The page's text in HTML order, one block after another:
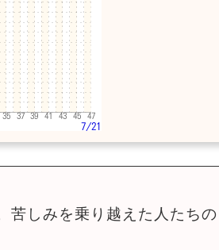
苦しみを乗り越えた人たちの